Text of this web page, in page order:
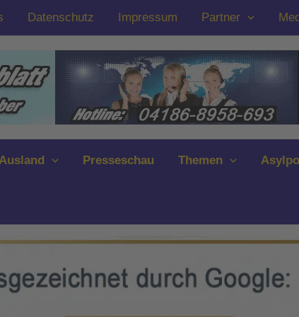
Datenschutz Impressum Partner
Presseschau Themen